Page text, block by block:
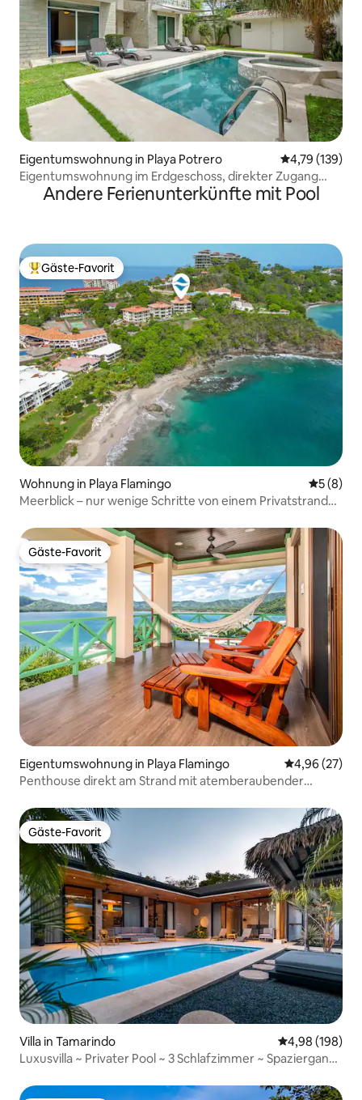
Eigentumswohnung in Playa Potrero
4,79 (139)
Eigentumswohnung im Erdgeschoss, direkter Zugang
zum Pool
Andere Ferienunterkünfte mit Pool
Beliebter Gäste-Favorit.
Gäste-Favorit
Wohnung in Playa Flamingo
5 (8)
Meerblick – nur wenige Schritte von einem Privatstrand
Gäste-Favorit
Gäste-Favorit
Eigentumswohnung in Playa Flamingo
4,96 (27)
Penthouse direkt am Strand mit atemberaubender
Gäste-Favorit
Gäste-Favorit
Villa in Tamarindo
4,98 (198)
Luxusvilla ~ Privater Pool ~ 3 Schlafzimmer ~ Spaziergang